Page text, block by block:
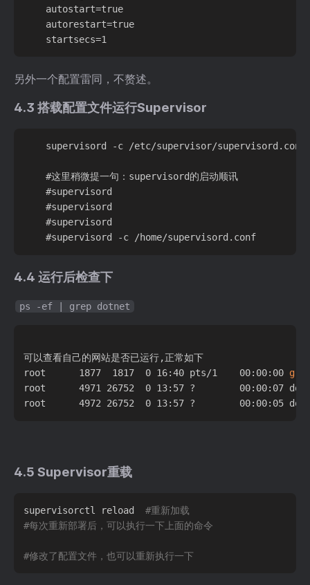
    autostart=true
    autorestart=true
另外一个配置雷同，不赘述。
4.3 搭载配置文件运行Supervisor
    supervisord -c /etc/supervisor/supervisord.conf
    #这里稍微提一句：supervisord的启动顺讯
#supervisord
#supervisord
#supervisord
4.4 运行后检查下
ps -ef | grep dotnet
可以查看自己的网站是否已运行,正常如下
root      1877  1817  0 16:40 pts/1    00:00:00
root      4971 26752  0 13:57 ?        00:00:07
4.5 Supervisor重载
supervisorctl reload #重新加载
#每次重新部署后，可以执行一下上面的命令
#修改了配置文件，也可以重新执行一下